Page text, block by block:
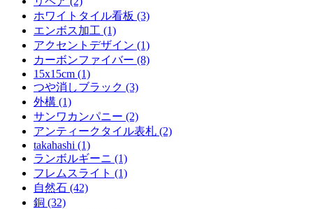
ホワイトタイル看板 (3)
エンボス加工 (1)
アクセントデザイン (1)
カーボンファイバー (8)
15x15cm (1)
つや消しブラック (3)
外構 (1)
サンワカンパニー (2)
アンティークタイル表札 (2)
takahashi (1)
ランボルギーニ (1)
フレムスライト (1)
自然石 (42)
銅 (32)